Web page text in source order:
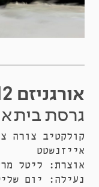
אורגניזם 512
גרסת ביתא #2
קולקטיב צורה
אייזנשטט
אוצרת: ליטל
נעילה: יום שלישי |